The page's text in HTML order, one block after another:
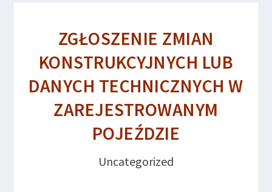
ZGŁOSZENIE ZMIAN
KONSTRUKCYJNYCH LUB
DANYCH TECHNICZNYCH W
ZAREJESTROWANYM
POJEŹDZIE
Uncategorized